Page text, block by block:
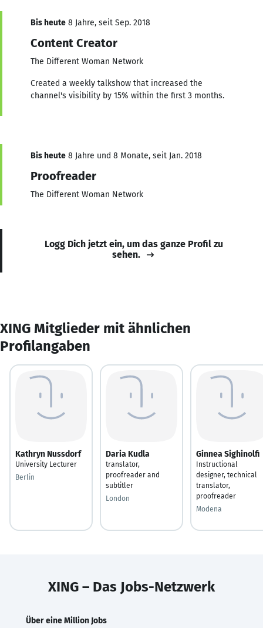
Bis heute 8 Jahre, seit Sep. 2018
Content Creator
The Different Woman Network
Created a weekly talkshow that increased the
channel's visibility by 15% within the first 3 months.
Bis heute 8 Jahre und 8 Monate, seit Jan. 2018
Proofreader
The Different Woman Network
Logg Dich jetzt ein, um das ganze Profil zu
sehen.
XING Mitglieder mit ähnlichen
Profilangaben
Kathryn Nussdorf
University Lecturer
Berlin
Daria Kudla
translator,
proofreader and
subtitler
London
Ginnea Sighinolfi
Instructional
designer, technical
translator,
proofreader
Modena
XING – Das Jobs-Netzwerk
Über eine Million Jobs